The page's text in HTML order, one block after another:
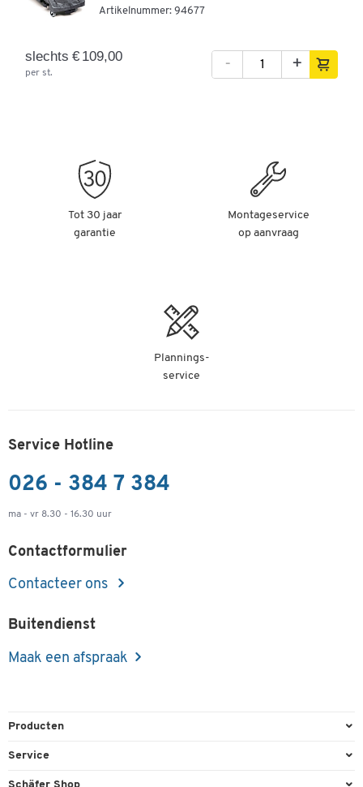
Artikelnummer: 94677
slechts € 109,00
per st.
- +
Tot 30 jaar
garantie
Montageservice
op aanvraag
Plannings-
service
Service Hotline
026 - 384 7 384
ma - vr 8.30 - 16.30 uur
Contactformulier
Contacteer ons
Buitendienst
Maak een afspraak
Producten
Kantoorbenodigdheden
Service
Bestelling herroepen